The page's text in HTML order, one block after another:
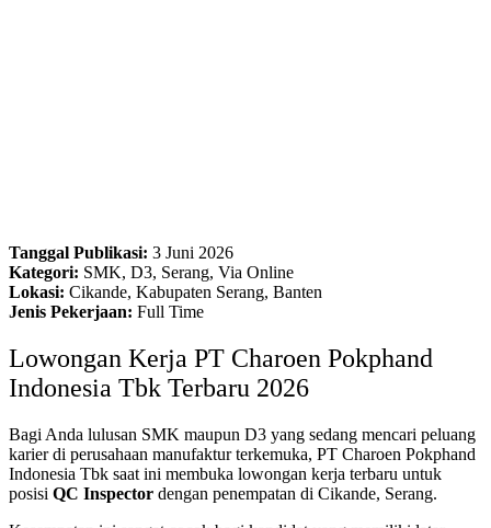
Tanggal Publikasi: 3 Juni 2026
Kategori: SMK, D3, Serang, Via Online
Lokasi: Cikande, Kabupaten Serang, Banten
Jenis Pekerjaan: Full Time
Lowongan Kerja PT Charoen Pokphand
Indonesia Tbk Terbaru 2026
Bagi Anda lulusan SMK maupun D3 yang sedang mencari peluang
karier di perusahaan manufaktur terkemuka, PT Charoen Pokphand
Indonesia Tbk saat ini membuka lowongan kerja terbaru untuk
posisi QC Inspector dengan penempatan di Cikande, Serang.